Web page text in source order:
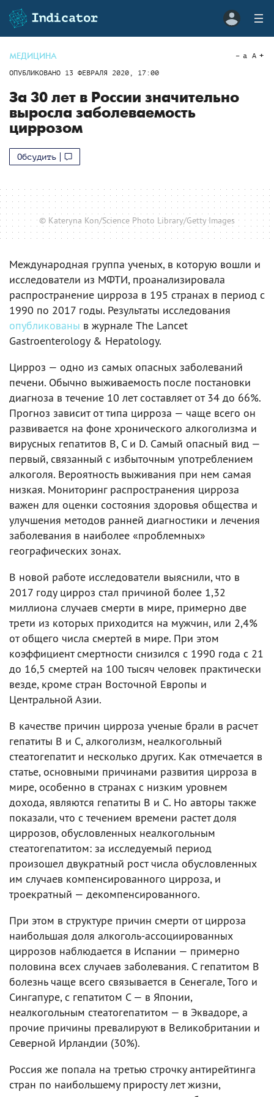
МЕДИЦИНА
ОПУБЛИКОВАНО 13 ФЕВРАЛЯ 2020, 17:00
a A
За 30 лет в России значительно
выросла заболеваемость
циррозом
Обсудить
© Kateryna Kon/Science Photo Library/Getty Images
Международная группа ученых, в которую вошли и
исследователи из МФТИ, проанализировала
распространение цирроза в 195 странах в период с
1990 по 2017 годы. Результаты исследования
опубликованы в журнале The Lancet
Gastroenterology & Hepatology.
Цирроз — одно из самых опасных заболеваний
печени. Обычно выживаемость после постановки
диагноза в течение 10 лет составляет от 34 до 66%.
Прогноз зависит от типа цирроза — чаще всего он
развивается на фоне хронического алкоголизма и
вирусных гепатитов B, C и D. Самый опасный вид —
первый, связанный с избыточным употреблением
алкоголя. Вероятность выживания при нем самая
низкая. Мониторинг распространения цирроза
важен для оценки состояния здоровья общества и
улучшения методов ранней диагностики и лечения
заболевания в наиболее «проблемных»
географических зонах.
В новой работе исследователи выяснили, что в
2017 году цирроз стал причиной более 1,32
миллиона случаев смерти в мире, примерно две
трети из которых приходится на мужчин, или 2,4%
от общего числа смертей в мире. При этом
коэффициент смертности снизился с 1990 года с 21
до 16,5 смертей на 100 тысяч человек практически
везде, кроме стран Восточной Европы и
Центральной Азии.
В качестве причин цирроза ученые брали в расчет
гепатиты В и С, алкоголизм, неалкогольный
стеатогепатит и несколько других. Как отмечается в
статье, основными причинами развития цирроза в
мире, особенно в странах с низким уровнем
дохода, являются гепатиты В и С. Но авторы также
показали, что с течением времени растет доля
циррозов, обусловленных неалкогольным
стеатогепатитом: за исследуемый период
произошел двукратный рост числа обусловленных
им случаев компенсированного цирроза, и
троекратный — декомпенсированного.
При этом в структуре причин смерти от цирроза
наибольшая доля алкоголь-ассоциированных
циррозов наблюдается в Испании — примерно
половина всех случаев заболевания. С гепатитом В
болезнь чаще всего связывается в Сенегале, Того и
Сингапуре, с гепатитом С — в Японии,
неалкогольным стеатогепатитом — в Эквадоре, а
прочие причины превалируют в Великобритании и
Северной Ирландии (30%).
Россия же попала на третью строчку антирейтинга
стран по наибольшему приросту лет жизни,